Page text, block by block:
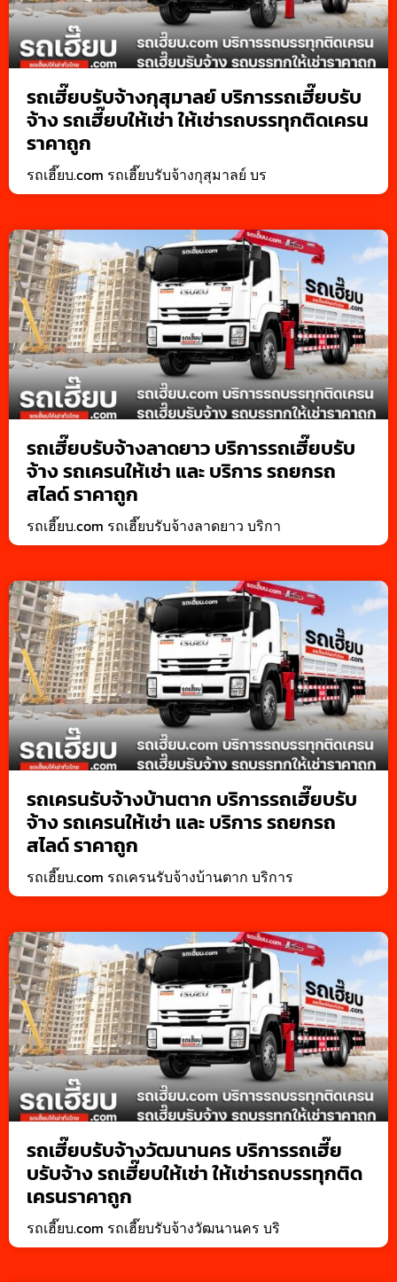
รถเฮี๊ยบรับจ้างกุสุมาลย์ บริการรถเฮี๊ยบรับ
จ้าง รถเฮี๊ยบให้เช่า ให้เช่ารถบรรทุกติดเครน
ราคาถูก
รถเฮี๊ยบ.com รถเฮี๊ยบรับจ้างกุสุมาลย์ บร
รถเฮี๊ยบรับจ้างลาดยาว บริการรถเฮี๊ยบรับ
จ้าง รถเครนให้เช่า และ บริการ รถยกรถ
สไลด์ ราคาถูก
รถเฮี๊ยบ.com รถเฮี๊ยบรับจ้างลาดยาว บริกา
รถเครนรับจ้างบ้านตาก บริการรถเฮี๊ยบรับ
จ้าง รถเครนให้เช่า และ บริการ รถยกรถ
สไลด์ ราคาถูก
รถเฮี๊ยบ.com รถเครนรับจ้างบ้านตาก บริการ
รถเฮี๊ยบรับจ้างวัฒนานคร บริการรถเฮี๊ย
บรับจ้าง รถเฮี๊ยบให้เช่า ให้เช่ารถบรรทุกติด
เครนราคาถูก
รถเฮี๊ยบ.com รถเฮี๊ยบรับจ้างวัฒนานคร บริ